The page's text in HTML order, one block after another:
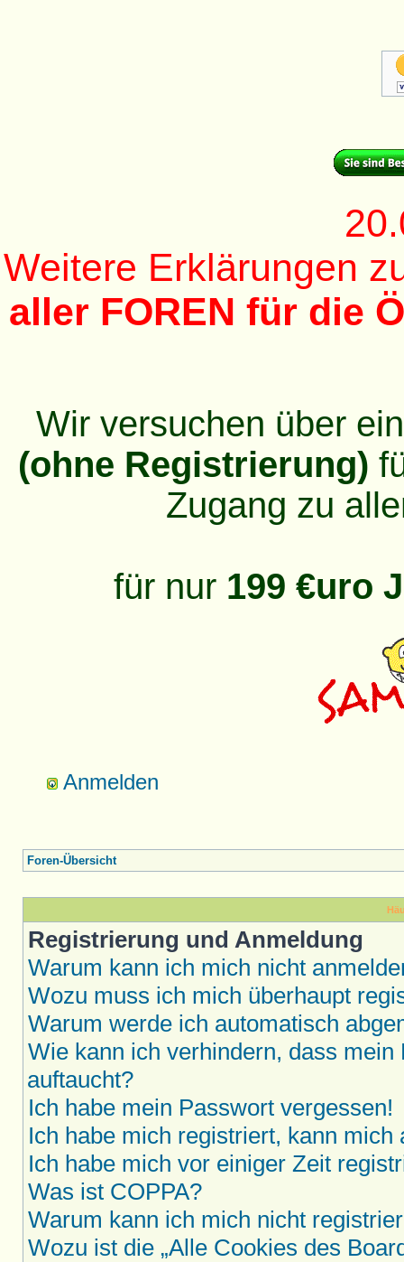
Weitere Erklärungen
aller FOREN für die
Wir versuchen über
(ohne Registrierung)
Zugang zu
für nur 199 €uro
Anmelden
Foren-Übersicht
Registrierung und Anmeldung
Warum kann ich mich nicht
Wozu muss ich mich überhaupt
Warum werde ich automatisch
Wie kann ich verhindern, dass
auftaucht?
Ich habe mein Passwort vergessen!
Ich habe mich registriert, kann mich
Ich habe mich vor einiger Zeit
Was ist COPPA?
Warum kann ich mich nicht
Wozu ist die „Alle Cookies des